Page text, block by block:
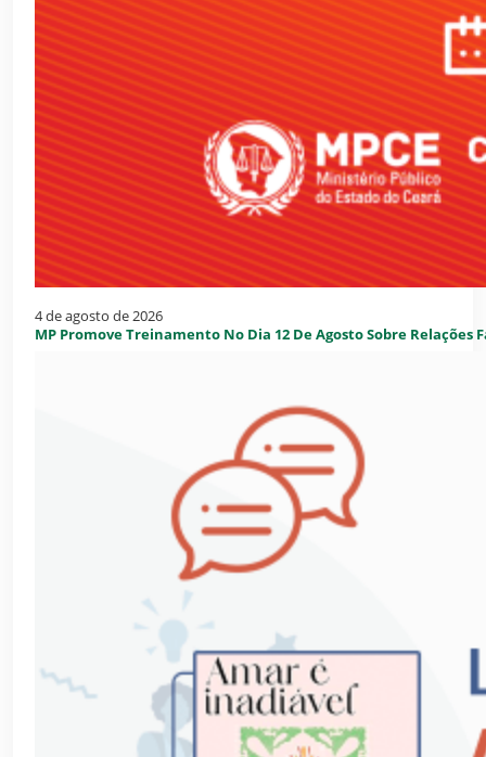
4 de agosto de 2026
MP Promove Treinamento No Dia 12 De Agosto Sobre Relações